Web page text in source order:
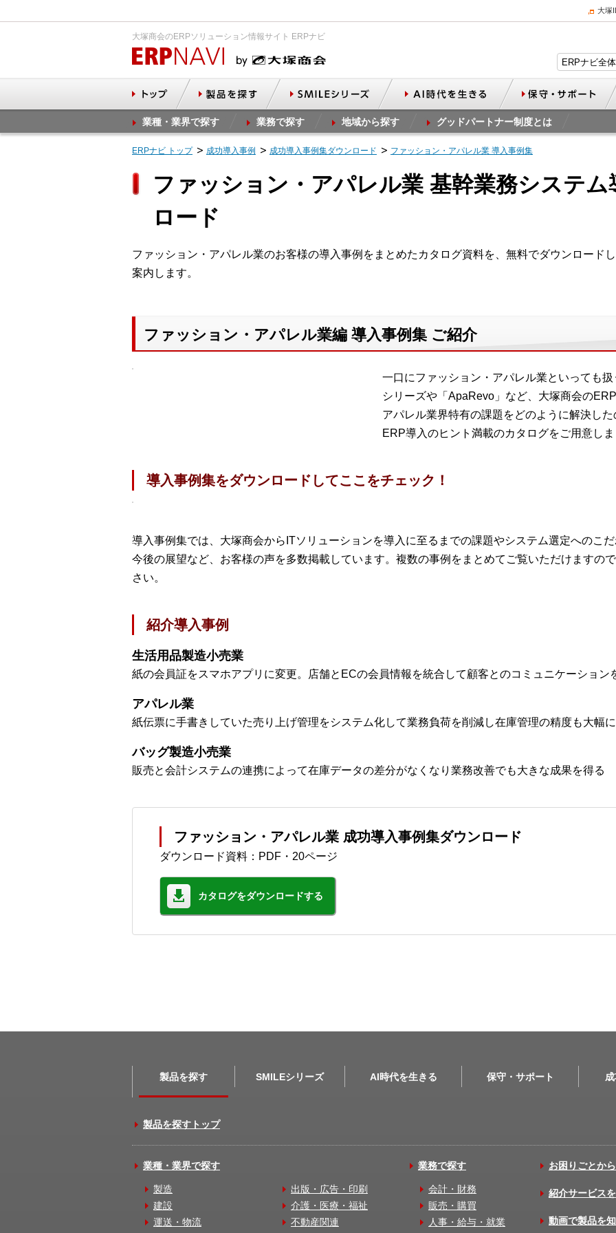
大塚
大塚商会のERPソリューション情報サイト ERPナビ
業種・業界で探す 業務で探す 地域から探す グッドパートナー制度とは
ERPナビ トップ 成功導入事例 成功導入事例集ダウンロード ファッション・アパレル業 導入事例集
ファッション・アパレル業 基幹業務システム
ロード
ファッション・アパレル業のお客様の導入事例をまとめたカタログ資料を、無料でダウンロード
案内します。
ファッション・アパレル業編 導入事例集 ご紹介
一口にファッション・アパレル業といっても扱
シリーズや「ApaRevo」など、大塚商会の
アパレル業界特有の課題をどのように解決し
ERP導入のヒント満載のカタログをご用意しま
導入事例集をダウンロードしてここをチェック！
導入事例集では、大塚商会からITソリューションを導入に至るまでの課題やシステム選定へのこ
今後の展望など、お客様の声を多数掲載しています。複数の事例をまとめてご覧いただけますの
さい。
紹介導入事例
生活用品製造小売業
紙の会員証をスマホアプリに変更。店舗とECの会員情報を統合して顧客とのコミュニケーション
アパレル業
紙伝票に手書きしていた売り上げ管理をシステム化して業務負荷を削減し在庫管理の精度も大幅
バッグ製造小売業
販売と会計システムの連携によって在庫データの差分がなくなり業務改善でも大きな成果を得る
ファッション・アパレル業 成功導入事例集ダウンロード
ダウンロード資料：PDF・20ページ
カタログをダウンロードする
製品を探す SMILEシリーズ AI時代を生きる 保守・サポート
製品を探すトップ
業種・業界で探す
製造
建設
運送・物流
出版・広告・印刷
介護・医療・福祉
不動産関連
業務で探す
会計・財務
販売・購買
人事・給与・就業
お困りごとか
紹介サービス
動画で製品を